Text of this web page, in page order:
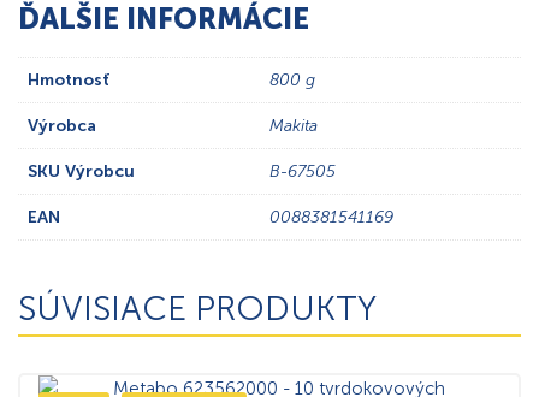
ĎALŠIE INFORMÁCIE
Hmotnosť 800 g
Výrobca Makita
SKU Výrobcu B-67505
EAN 0088381541169
SÚVISIACE PRODUKTY